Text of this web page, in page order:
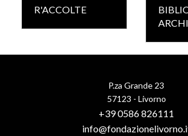
R'ACCOLTE
P.za Grande 23
57123 - Livorno
+39 0586 826111